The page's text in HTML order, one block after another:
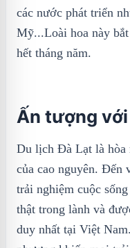
các nước phát triển
Mỹ...Loài hoa này
hết tháng năm.
Ấn tượng
Du lịch Đà Lạt là hòa
của cao nguyên. Đến
trải nghiệm cuộc
thật trong lành và
duy nhất tại Việt